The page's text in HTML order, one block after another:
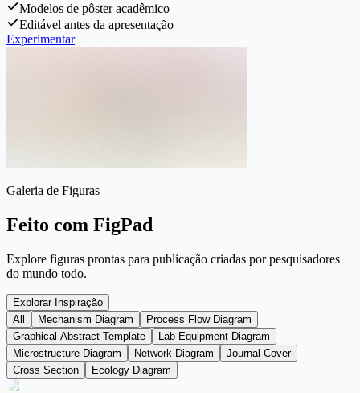
Modelos de pôster acadêmico
Editável antes da apresentação
Experimentar
Galeria de Figuras
Feito com FigPad
Explore figuras prontas para publicação criadas por pesquisadores
do mundo todo.
Explorar Inspiração
All
Mechanism Diagram
Process Flow Diagram
Graphical Abstract Template
Lab Equipment Diagram
Microstructure Diagram
Network Diagram
Journal Cover
Cross Section
Ecology Diagram